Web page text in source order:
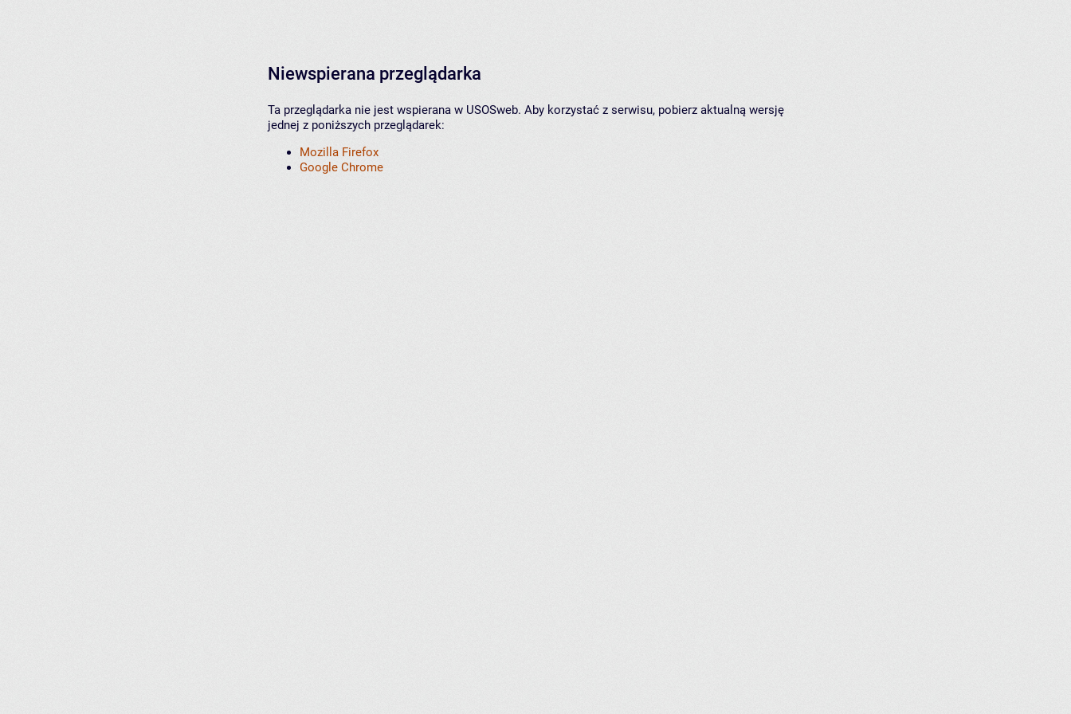
Niewspierana przeglądarka
Ta przeglądarka nie jest wspierana w USOSweb. Aby korzystać z serwisu, pobierz aktualną wersję
jednej z poniższych przeglądarek:
Mozilla Firefox
Google Chrome